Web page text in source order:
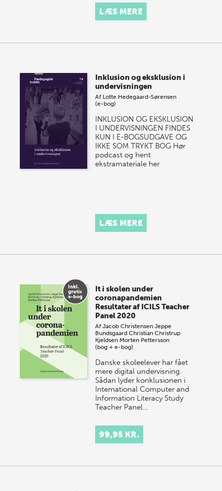
LÆS MERE
Inklusion og eksklusion i
undervisningen
Af Lotte Hedegaard-Sørensen
(e-bog)
INKLUSION OG EKSKLUSION
I UNDERVISNINGEN FINDES
KUN I E-BOGSUDGAVE OG
IKKE SOM TRYKT BOG Hør
podcast og hent
ekstramateriale her
LÆS MERE
It i skolen under
coronapandemien
Resultater af ICILS Teacher
Panel 2020
AfJacob Christensen Jeppe
Bundsgaard Christian Christrup
Kjeldsen Morten Pettersson
(bog + e-bog)
Danske skoleelever har fået
mere digital undervisning.
Sådan lyder konklusionen i
International Computer and
Information Literacy Study
Teacher Panel…
99,95 KR.